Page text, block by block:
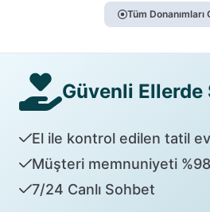
Tüm Donanımları
Güvenli
El ile kontrol edilen tatil
Müşteri memnuniyeti %98
7/24 Canlı Sohbet